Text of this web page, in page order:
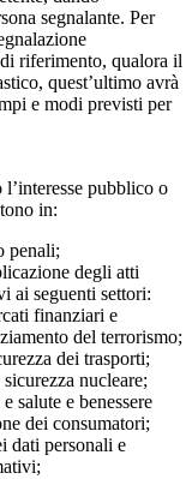
segnalante. Per
riferimento, qualora il
quest’ultimo avrà
e modi previsti per
pubblico o
in:
penali;
degli atti
ai seguenti settori:
finanziari e
del terrorismo;
dei trasporti;
nucleare;
salute e benessere
dei consumatori;
dati personali e